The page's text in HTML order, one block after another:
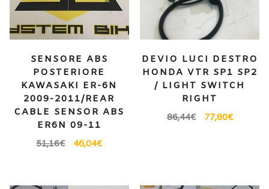
SENSORE ABS
POSTERIORE
KAWASAKI ER-6N
2009-2011/REAR
CABLE SENSOR ABS
ER6N 09-11
51,16€ 46,04€
DEVIO LUCI DESTRO
HONDA VTR SP1 SP2
/ LIGHT SWITCH
RIGHT
86,44€ 77,80€